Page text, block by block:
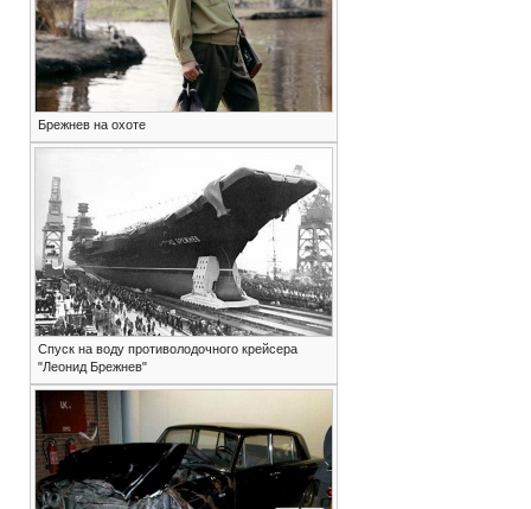
Брежнев на охоте
Спуск на воду противолодочного крейсера
"Леонид Брежнев"